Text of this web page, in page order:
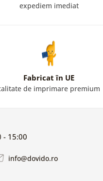
expediem imediat
Fabricat în UE
de imprimare premium
- 15:00
info@dovido.ro